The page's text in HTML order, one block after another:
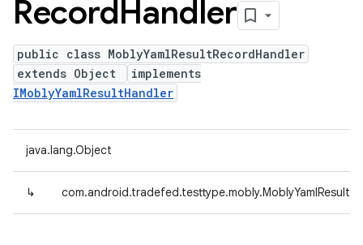
RecordHandler
public class MoblyYamlResultRecordHandler
extends Object
implements
IMoblyYamlResultHandler
java.lang.Object
↳